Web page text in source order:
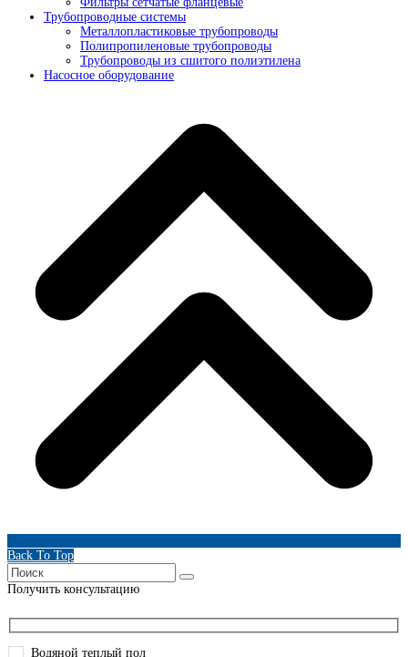
Трубопроводные системы
Металлопластиковые трубопроводы
Полипропиленовые трубопроводы
Трубопроводы из сшитого полиэтилена
Насосное оборудование
Back To Top
Получить консультацию
Водяной теплый пол